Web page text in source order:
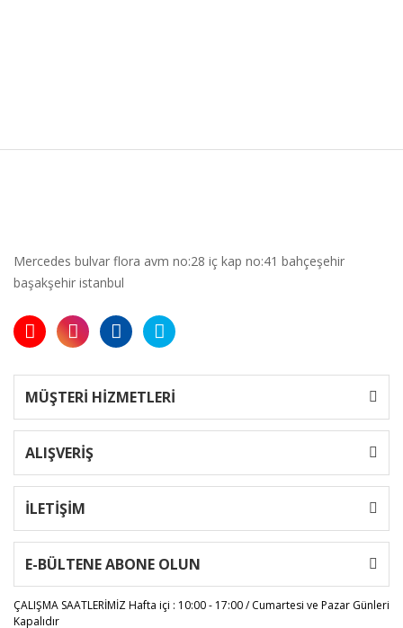
Mercedes bulvar flora avm no:28 iç kap no:41 bahçeşehir
başakşehir istanbul
MÜŞTERİ HİZMETLERİ
ALIŞVERİŞ
İLETİŞİM
E-BÜLTENE ABONE OLUN
ÇALIŞMA SAATLERİMİZHafta içi : 10:00 - 17:00 / Cumartesi ve Pazar Günleri
Kapalıdır